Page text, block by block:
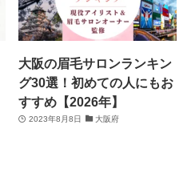
大阪の眉毛サロンランキン
グ30選！初めての人にもお
すすめ【2026年】
2023年8月8日 大阪府